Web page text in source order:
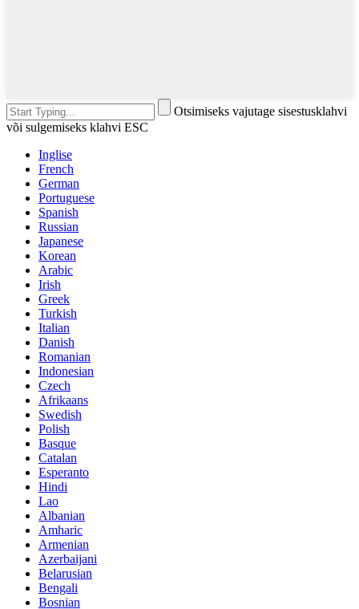
Otsimiseks vajutage sisestusklahvi
või sulgemiseks klahvi ESC
Inglise
French
German
Portuguese
Spanish
Russian
Japanese
Korean
Arabic
Irish
Greek
Turkish
Italian
Danish
Romanian
Indonesian
Czech
Afrikaans
Swedish
Polish
Basque
Catalan
Esperanto
Hindi
Lao
Albanian
Amharic
Armenian
Azerbaijani
Belarusian
Bengali
Bosnian